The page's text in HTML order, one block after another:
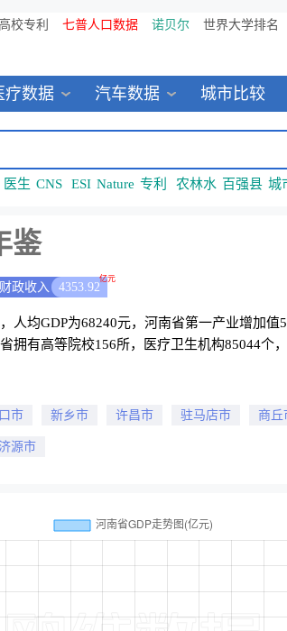
高校专利 七普人口数据 诺贝尔 世界大学排名
疗数据 汽车数据 城市比较
医生 CNS ESI Nature 专利 农林水 百强县 城
鉴
财政收入 4353.92
亿元
人均GDP为68240元，河南省第一产业增加
拥有高等院校156所，医疗卫生机构85044个
市 新乡市 许昌市 驻马店市 商丘
济源市